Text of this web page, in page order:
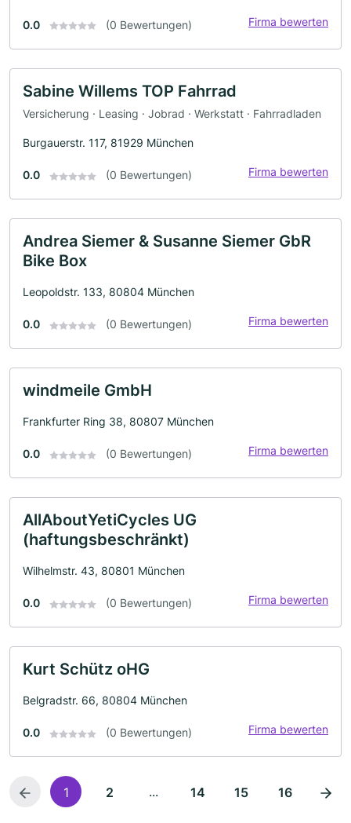
0.0 (0 Bewertungen) Firma bewerten
Sabine Willems TOP Fahrrad
Versicherung · Leasing · Jobrad · Werkstatt · Fahrradladen
Burgauerstr. 117, 81929 München
0.0 (0 Bewertungen) Firma bewerten
Andrea Siemer & Susanne Siemer GbR
Bike Box
Leopoldstr. 133, 80804 München
0.0 (0 Bewertungen) Firma bewerten
windmeile GmbH
Frankfurter Ring 38, 80807 München
0.0 (0 Bewertungen) Firma bewerten
AllAboutYetiCycles UG
(haftungsbeschränkt)
Wilhelmstr. 43, 80801 München
0.0 (0 Bewertungen) Firma bewerten
Kurt Schütz oHG
Belgradstr. 66, 80804 München
0.0 (0 Bewertungen) Firma bewerten
1 2 ... 14 15 16